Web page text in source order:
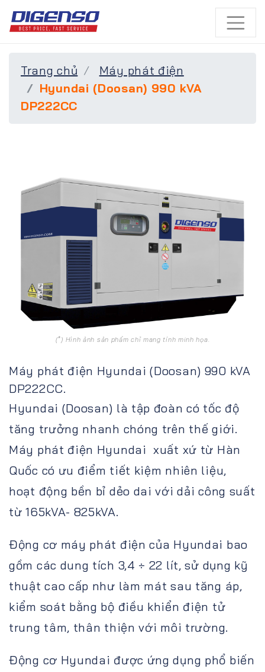
Trang chủ
Máy phát điện
Hyundai (Doosan) 990 kVA
DP222CC
(*) Hình ảnh sản phẩm chỉ mang tính minh họa.
Máy phát điện Hyundai (Doosan) 990 kVA
DP222CC.
Hyundai (Doosan) là tập đoàn có tốc độ
tăng trưởng nhanh chóng trên thế giới.
Máy phát điện Hyundai xuất xứ từ Hàn
Quốc có ưu điểm tiết kiệm nhiên liệu,
hoạt động bền bỉ dẻo dai với dải công suất
từ 165kVA- 825kVA.
Động cơ máy phát điện của Hyundai bao
gồm các dung tích 3,4 ÷ 22 lít, sử dụng kỹ
thuật cao cấp như làm mát sau tăng áp,
kiểm soát bằng bộ điều khiển điện tử
trung tâm, thân thiện với môi trường.
Động cơ Hyundai được ứng dụng phổ biến